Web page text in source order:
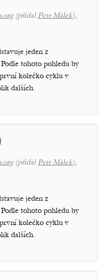
(přidal Petr Málek),
jeden z
tohoto pohledu by
kolečko cyklu v
dalších.
(přidal Petr Málek),
jeden z
tohoto pohledu by
kolečko cyklu v
dalších.